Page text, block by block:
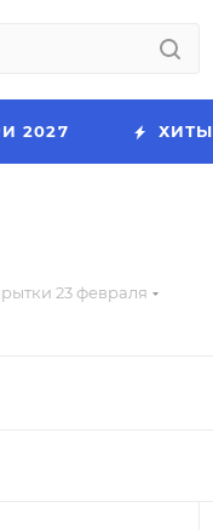
2027 ХИТЫ
23 февраля